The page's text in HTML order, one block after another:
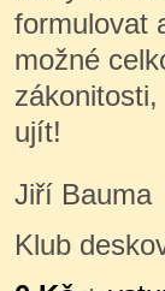
formulovat
možné
ujít!
Jiří Bauma
Klub